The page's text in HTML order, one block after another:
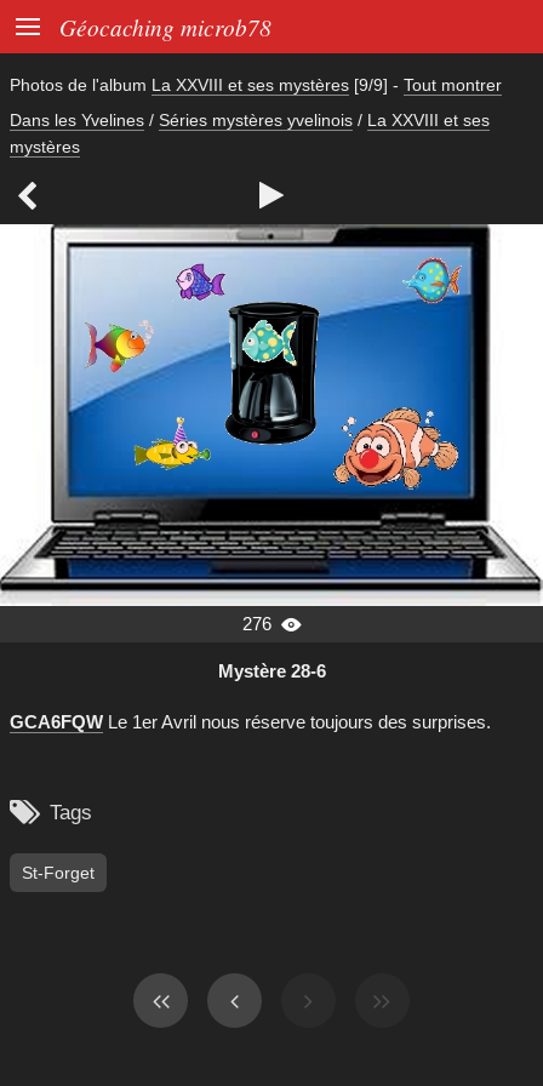
 Géocaching microb78
Photos de l'album La XXVIII et ses mystères [9/9] - Tout montrer
Dans les Yvelines / Séries mystères yvelinois / La XXVIII et ses
mystères
 
276 
Mystère 28-6
GCA6FQW Le 1er Avril nous réserve toujours des surprises.
 Tags
St-Forget